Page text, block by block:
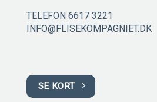
TELEFON 6617 3221
INFO@FLISEKOMPAGNIET.DK
SE KORT